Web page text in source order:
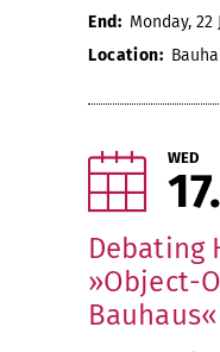
End: Monday, 22
Location:
WED
17
Debating
»Object-
Bauhaus«